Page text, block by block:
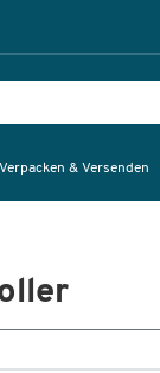
Verpacken & Versenden